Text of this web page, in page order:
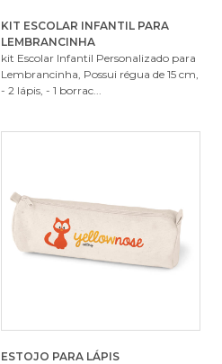
KIT ESCOLAR INFANTIL PARA
LEMBRANCINHA
kit Escolar Infantil Personalizado para
Lembrancinha, Possui régua de 15 cm,
- 2 lápis, - 1 borrac...
ESTOJO PARA LÁPIS